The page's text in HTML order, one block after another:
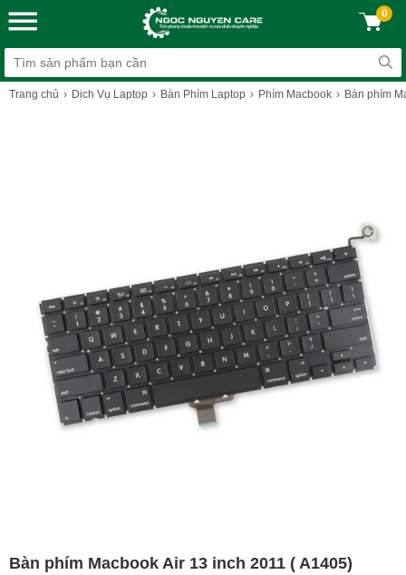
0
Trang chủ Dịch Vụ Laptop Bàn Phím Laptop Phím Macbook Bàn phím
Bàn phím Macbook Air 13 inch 2011 ( A1405)